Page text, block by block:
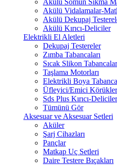
Akülü Somun Sıkma
Akülü Vidalamalar-
Akülü Dekupaj
Akülü Kırıcı-Deliciler
Elektrikli El Aletleri
Dekupaj Testereler
Zımba Tabancaları
Sıcak Slikon
Taşlama Motorları
Elektrikli Boya
Üfleyici/Emici Körükler
Sds Plus Kırıcı-Deliciler
Tümünü Gör
Aksesuar ve Aksesuar Setleri
Aküler
Şarj Cihazları
Pançlar
Matkap Uç Setleri
Daire Testere Bıçakları